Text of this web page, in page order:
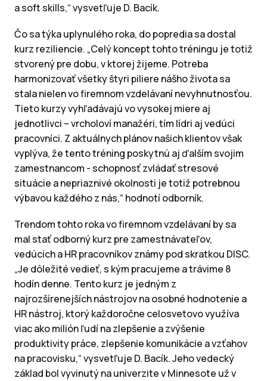
a soft skills,“ vysvetľuje D. Bacík.
Čo sa týka uplynulého roka, do popredia sa dostal
kurz reziliencie. „Celý koncept tohto tréningu je totiž
stvorený pre dobu, v ktorej žijeme. Potreba
harmonizovať všetky štyri piliere nášho života sa
stala nielen vo firemnom vzdelávaní nevyhnutnosťou.
Tieto kurzy vyhľadávajú vo vysokej miere aj
jednotlivci – vrcholoví manažéri, tím lídri aj vedúci
pracovníci. Z aktuálnych plánov našich klientov však
vyplýva, že tento tréning poskytnú aj ďalším svojim
zamestnancom - schopnosť zvládať stresové
situácie a nepriaznivé okolnosti je totiž potrebnou
výbavou každého z nás,“ hodnotí odborník.
Trendom tohto roka vo firemnom vzdelávaní by sa
mal stať odborný kurz pre zamestnávateľov,
vedúcich a HR pracovníkov známy pod skratkou DISC.
„Je dôležité vedieť, s kým pracujeme a trávime 8
hodín denne. Tento kurz je jedným z
najrozšírenejších nástrojov na osobné hodnotenie a
HR nástroj, ktorý každoročne celosvetovo využíva
viac ako milión ľudí na zlepšenie a zvýšenie
produktivity práce, zlepšenie komunikácie a vzťahov
na pracovisku,“ vysvetľuje D. Bacík. Jeho vedecký
základ bol vyvinutý na univerzite v Minnesote už v